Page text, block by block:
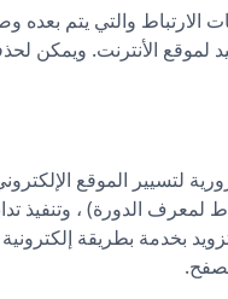
الارتباط والتي يتم
لموقع الأنترنت. ويمكن
لتسيير الموقع
الدورة) ، وتنفيذ
بخدمة بطريقة